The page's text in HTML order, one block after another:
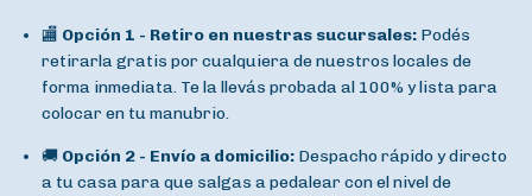
🏬 Opción 1 - Retiro en nuestras sucursales: Podés
retirarla gratis por cualquiera de nuestros locales de
forma inmediata. Te la llevás probada al 100% y lista para
colocar en tu manubrio.
🚚 Opción 2 - Envío a domicilio: Despacho rápido y directo
a tu casa para que salgas a pedalear con el nivel de